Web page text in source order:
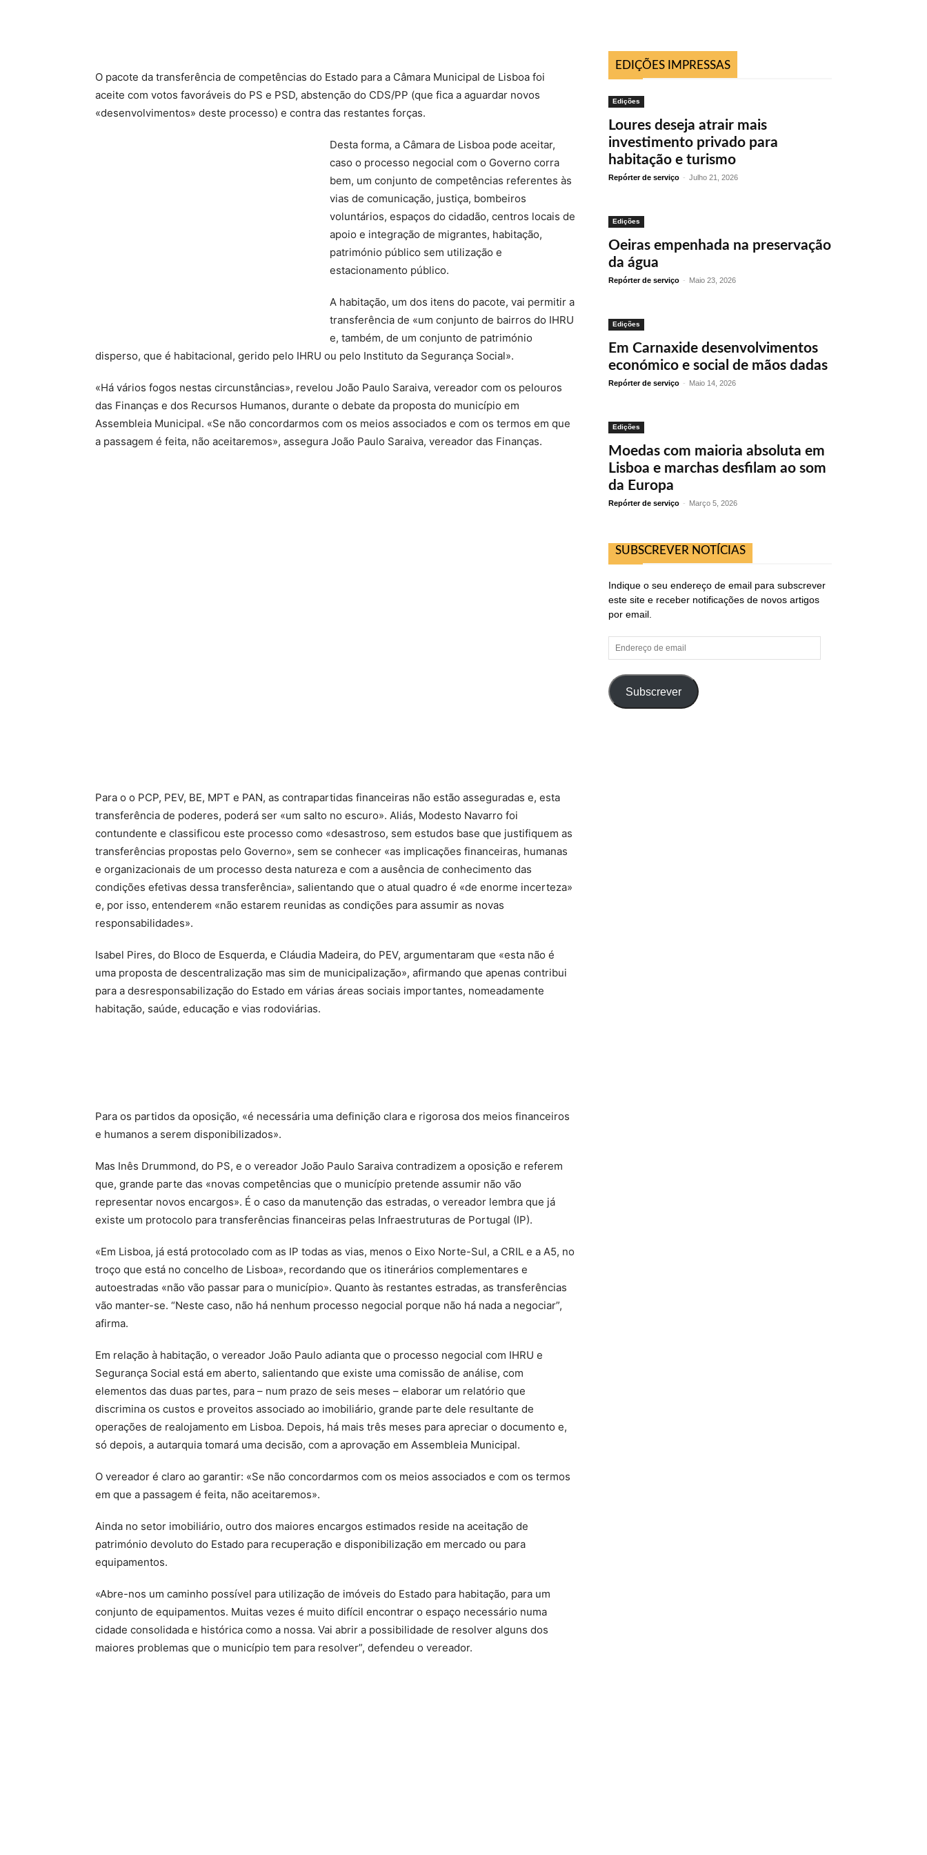
O pacote da transferência de competências do Estado para a Câmara Municipal de Lisboa foi
aceite com votos favoráveis do PS e PSD, abstenção do CDS/PP (que fica a aguardar novos
«desenvolvimentos» deste processo) e contra das restantes forças.
Desta forma, a Câmara de Lisboa pode aceitar,
caso o processo negocial com o Governo corra
bem, um conjunto de competências referentes às
vias de comunicação, justiça, bombeiros
voluntários, espaços do cidadão, centros locais de
apoio e integração de migrantes, habitação,
património público sem utilização e
estacionamento público.
A habitação, um dos itens do pacote, vai permitir a
transferência de «um conjunto de bairros do IHRU
e, também, de um conjunto de património
disperso, que é habitacional, gerido pelo IHRU ou pelo Instituto da Segurança Social».
«Há vários fogos nestas circunstâncias», revelou João Paulo Saraiva, vereador com os pelouros
das Finanças e dos Recursos Humanos, durante o debate da proposta do município em
Assembleia Municipal. «Se não concordarmos com os meios associados e com os termos em que
a passagem é feita, não aceitaremos», assegura João Paulo Saraiva, vereador das Finanças.
Para o o PCP, PEV, BE, MPT e PAN, as contrapartidas financeiras não estão asseguradas e, esta
transferência de poderes, poderá ser «um salto no escuro». Aliás, Modesto Navarro foi
contundente e classificou este processo como «desastroso, sem estudos base que justifiquem as
transferências propostas pelo Governo», sem se conhecer «as implicações financeiras, humanas
e organizacionais de um processo desta natureza e com a ausência de conhecimento das
condições efetivas dessa transferência», salientando que o atual quadro é «de enorme incerteza»
e, por isso, entenderem «não estarem reunidas as condições para assumir as novas
responsabilidades».
Isabel Pires, do Bloco de Esquerda, e Cláudia Madeira, do PEV, argumentaram que «esta não é
uma proposta de descentralização mas sim de municipalização», afirmando que apenas contribui
para a desresponsabilização do Estado em várias áreas sociais importantes, nomeadamente
habitação, saúde, educação e vias rodoviárias.
Para os partidos da oposição, «é necessária uma definição clara e rigorosa dos meios financeiros
e humanos a serem disponibilizados».
Mas Inês Drummond, do PS, e o vereador João Paulo Saraiva contradizem a oposição e referem
que, grande parte das «novas competências que o município pretende assumir não vão
representar novos encargos». É o caso da manutenção das estradas, o vereador lembra que já
existe um protocolo para transferências financeiras pelas Infraestruturas de Portugal (IP).
«Em Lisboa, já está protocolado com as IP todas as vias, menos o Eixo Norte-Sul, a CRIL e a A5, no
troço que está no concelho de Lisboa», recordando que os itinerários complementares e
autoestradas «não vão passar para o município». Quanto às restantes estradas, as transferências
vão manter-se. “Neste caso, não há nenhum processo negocial porque não há nada a negociar”,
afirma.
Em relação à habitação, o vereador João Paulo adianta que o processo negocial com IHRU e
Segurança Social está em aberto, salientando que existe uma comissão de análise, com
elementos das duas partes, para – num prazo de seis meses – elaborar um relatório que
discrimina os custos e proveitos associado ao imobiliário, grande parte dele resultante de
operações de realojamento em Lisboa. Depois, há mais três meses para apreciar o documento e,
só depois, a autarquia tomará uma decisão, com a aprovação em Assembleia Municipal.
O vereador é claro ao garantir: «Se não concordarmos com os meios associados e com os termos
em que a passagem é feita, não aceitaremos».
Ainda no setor imobiliário, outro dos maiores encargos estimados reside na aceitação de
património devoluto do Estado para recuperação e disponibilização em mercado ou para
equipamentos.
«Abre-nos um caminho possível para utilização de imóveis do Estado para habitação, para um
conjunto de equipamentos. Muitas vezes é muito difícil encontrar o espaço necessário numa
cidade consolidada e histórica como a nossa. Vai abrir a possibilidade de resolver alguns dos
maiores problemas que o município tem para resolver”, defendeu o vereador.
EDIÇÕES IMPRESSAS
Edições
Loures deseja atrair mais
investimento privado para
habitação e turismo
Repórter de serviço - Julho 21, 2026
Edições
Oeiras empenhada na preservação
da água
Repórter de serviço - Maio 23, 2026
Edições
Em Carnaxide desenvolvimentos
económico e social de mãos dadas
Repórter de serviço - Maio 14, 2026
Edições
Moedas com maioria absoluta em
Lisboa e marchas desfilam ao som
da Europa
Repórter de serviço - Março 5, 2026
SUBSCREVER NOTÍCIAS
Indique o seu endereço de email para subscrever
este site e receber notificações de novos artigos
por email.
Endereço
de
Subscrever